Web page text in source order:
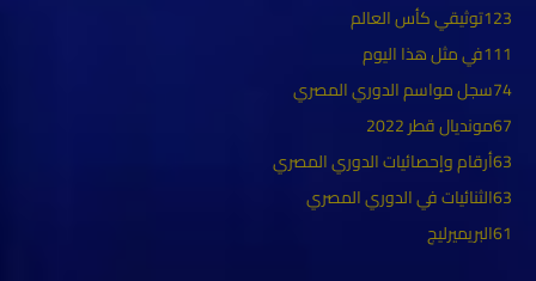
توثيقي كأس العالم123
في مثل هذا اليوم111
سجل مواسم الدوري المصري74
مونديال قطر 202267
أرقام وإحصائيات الدوري المصري63
الثنائيات في الدوري المصري63
البريميرليج61